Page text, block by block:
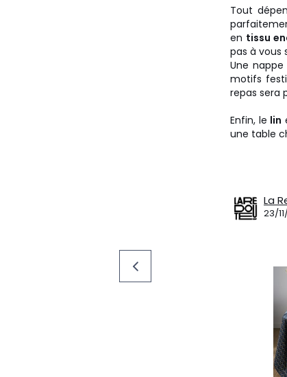
Tout
en tissu
pas à vous
Une nappe
motifs
repas sera
Enfin, le lin
une table
La
23/